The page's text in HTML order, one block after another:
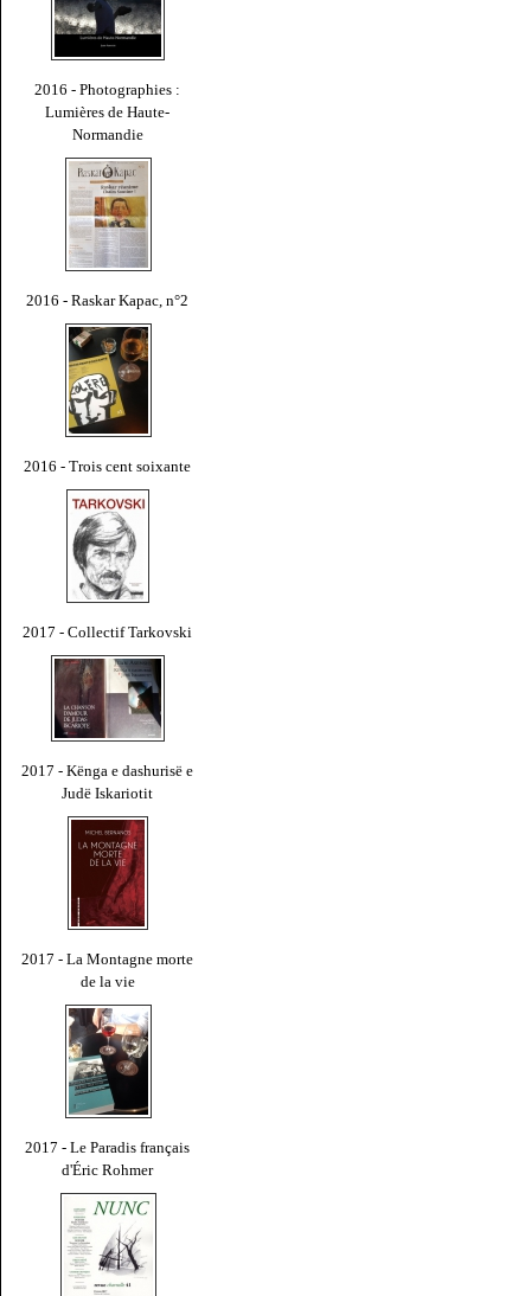
2016 - Photographies :
Lumières de Haute-
Normandie
2016 - Raskar Kapac, n°2
2016 - Trois cent soixante
2017 - Collectif Tarkovski
2017 - Kënga e dashurisë e
Judë Iskariotit
2017 - La Montagne morte
de la vie
2017 - Le Paradis français
d'Éric Rohmer